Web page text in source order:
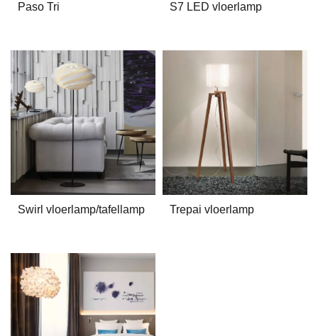
Paso Tri S7 LED vloerlamp
Swirl vloerlamp/tafellamp Trepai vloerlamp